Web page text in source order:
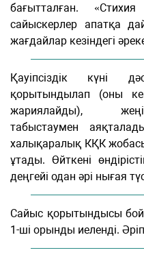
бағытталған.
сайыскерлер апатқа
жағдайлар кезіндегі
Қауіпсіздік күні
қорытындылап (оны
жариялайды),
табыстаумен
халықаралық КҚК
ұтады. Өйткені
деңгейі одан әрі нығая
Сайыс қорытындысы
1-ші орынды иеленді.